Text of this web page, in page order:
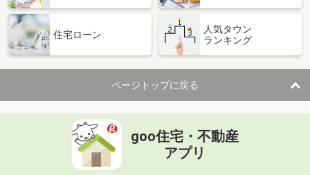
住宅ローン
人気タウン
ランキング
ページトップに戻る
goo住宅・不動産
アプリ